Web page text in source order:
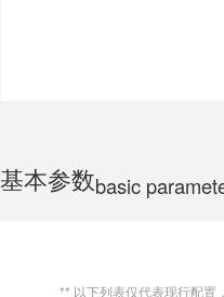
基本参数basic
** 以下列表仅代表现行配置